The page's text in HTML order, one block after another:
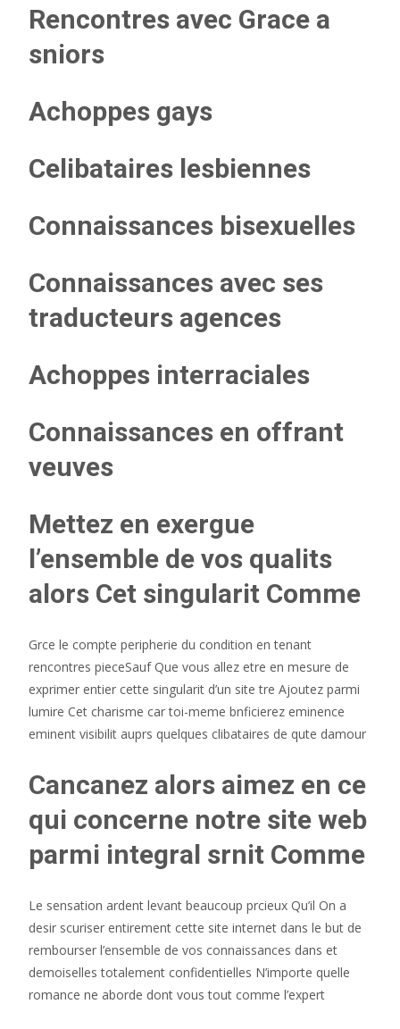
Rencontres avec Grace a
sniors
Achoppes gays
Celibataires lesbiennes
Connaissances bisexuelles
Connaissances avec ses
traducteurs agences
Achoppes interraciales
Connaissances en offrant
veuves
Mettez en exergue
l’ensemble de vos qualits
alors Cet singularit Comme
Grce le compte peripherie du condition en tenant
rencontres pieceSauf Que vous allez etre en mesure de
exprimer entier cette singularit d’un site tre Ajoutez parmi
lumire Cet charisme car toi-meme bnficierez eminence
eminent visibilit auprs quelques clibataires de qute damour
Cancanez alors aimez en ce
qui concerne notre site web
parmi integral srnit Comme
Le sensation ardent levant beaucoup prcieux Qu’il On a
desir scuriser entirement cette site internet dans le but de
rembourser l’ensemble de vos connaissances dans et
demoiselles totalement confidentielles N’importe quelle
romance ne aborde dont vous tout comme l’expert